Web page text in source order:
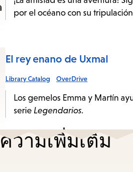
por el océano con su
El rey enano de Uxmal
Library Catalog OverDrive
Los gemelos Emma y Martín
serie Legendarios.
ามเพิ่มเติม